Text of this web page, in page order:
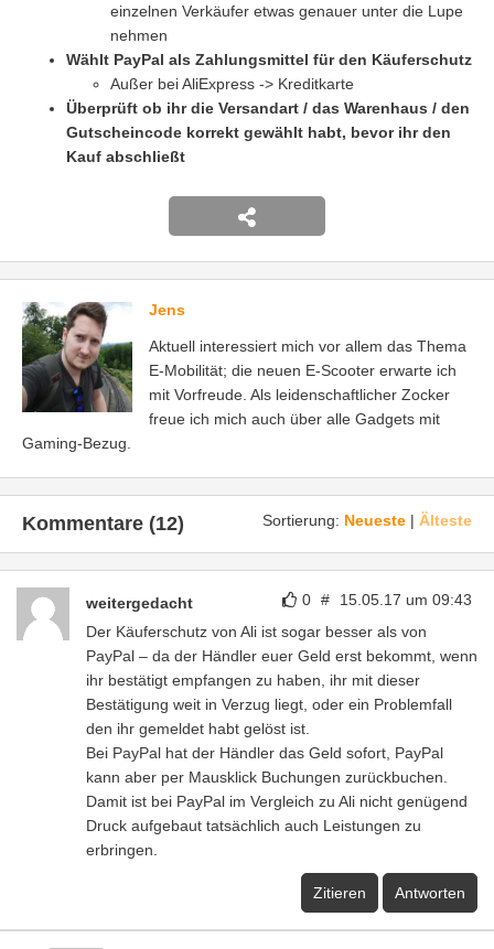
einzelnen Verkäufer etwas genauer unter die Lupe
nehmen
Wählt PayPal als Zahlungsmittel für den Käuferschutz
Außer bei AliExpress -> Kreditkarte
Überprüft ob ihr die Versandart / das Warenhaus / den
Gutscheincode korrekt gewählt habt, bevor ihr den
Kauf abschließt
Jens
Aktuell interessiert mich vor allem das Thema
E-Mobilität; die neuen E-Scooter erwarte ich
mit Vorfreude. Als leidenschaftlicher Zocker
freue ich mich auch über alle Gadgets mit
Gaming-Bezug.
Sortierung: Neueste | Älteste
Kommentare (12)
0 # 15.05.17 um 09:43
weitergedacht
Der Käuferschutz von Ali ist sogar besser als von
PayPal – da der Händler euer Geld erst bekommt, wenn
ihr bestätigt empfangen zu haben, ihr mit dieser
Bestätigung weit in Verzug liegt, oder ein Problemfall
den ihr gemeldet habt gelöst ist.
Bei PayPal hat der Händler das Geld sofort, PayPal
kann aber per Mausklick Buchungen zurückbuchen.
Damit ist bei PayPal im Vergleich zu Ali nicht genügend
Druck aufgebaut tatsächlich auch Leistungen zu
erbringen.
Zitieren Antworten